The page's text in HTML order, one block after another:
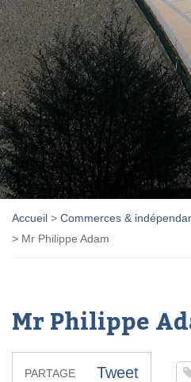
Accueil > Commerces &
> Mr Philippe Adam
Mr Philippe
PARTAGE Tweet